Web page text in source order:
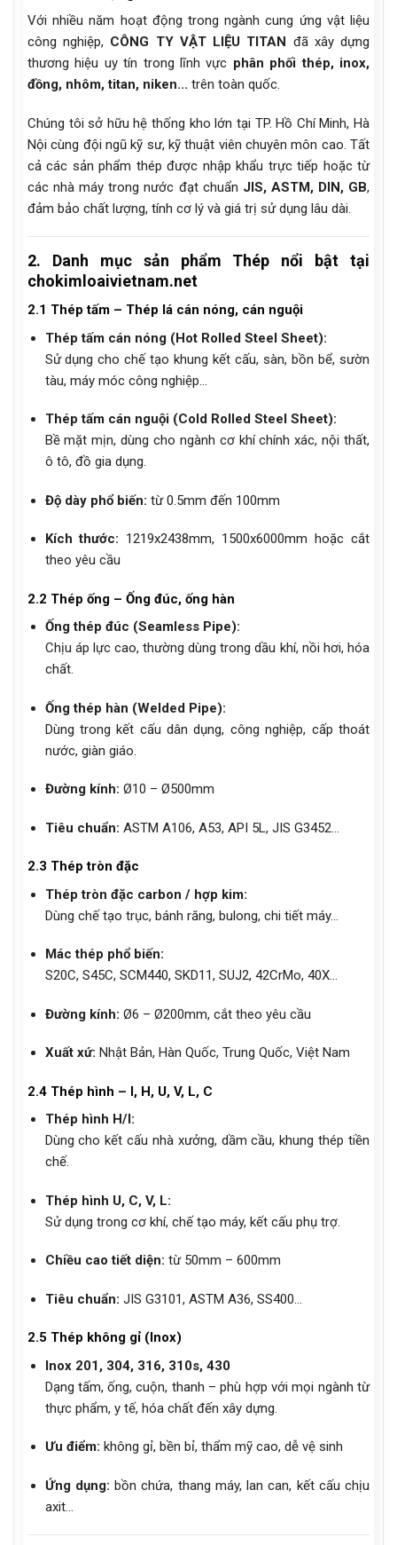
Với nhiều năm hoạt động trong ngành cung ứng vật liệu
công nghiệp, CÔNG TY VẬT LIỆU TITAN
đã xây dựng
thương hiệu uy tín trong lĩnh vực phân phối thép, inox,
đồng, nhôm, titan, niken... trên toàn quốc.
Chúng tôi sở hữu hệ thống kho lớn tại TP. Hồ Chí Minh, Hà
Nội cùng đội ngũ kỹ sư, kỹ thuật viên chuyên môn cao. Tất
cả các sản phẩm thép được nhập khẩu trực tiếp hoặc từ
các nhà máy trong nước đạt chuẩn JIS, ASTM, DIN, GB,
đảm bảo chất lượng, tính cơ lý và giá trị sử dụng lâu dài.
2. Danh mục sản phẩm Thép nổi bật tại
chokimloaivietnam.net
2.1 Thép tấm – Thép lá cán nóng, cán nguội
Thép tấm cán nóng (Hot Rolled Steel Sheet):
Sử dụng cho chế tạo khung kết cấu, sàn, bồn bể, sườn
tàu, máy móc công nghiệp…
Thép tấm cán nguội (Cold Rolled Steel Sheet):
Bề mặt mịn, dùng cho ngành cơ khí chính xác, nội thất,
ô tô, đồ gia dụng.
Độ dày phổ biến: từ 0.5mm đến 100mm
Kích thước: 1219x2438mm, 1500x6000mm hoặc cắt
theo yêu cầu
2.2 Thép ống – Ống đúc, ống hàn
Ống thép đúc (Seamless Pipe):
Chịu áp lực cao, thường dùng trong dầu khí, nồi hơi, hóa
chất.
Ống thép hàn (Welded Pipe):
Dùng trong kết cấu dân dụng, công nghiệp, cấp thoát
nước, giàn giáo.
Đường kính: Ø10 – Ø500mm
Tiêu chuẩn: ASTM A106, A53, API 5L, JIS G3452…
2.3 Thép tròn đặc
Thép tròn đặc carbon / hợp kim:
Dùng chế tạo trục, bánh răng, bulong, chi tiết máy…
Mác thép phổ biến:
S20C, S45C, SCM440, SKD11, SUJ2, 42CrMo, 40X…
Đường kính: Ø6 – Ø200mm, cắt theo yêu cầu
Xuất xứ: Nhật Bản, Hàn Quốc, Trung Quốc, Việt Nam
2.4 Thép hình – I, H, U, V, L, C
Thép hình H/I:
Dùng cho kết cấu nhà xưởng, dầm cầu, khung thép tiền
chế.
Thép hình U, C, V, L:
Sử dụng trong cơ khí, chế tạo máy, kết cấu phụ trợ.
Chiều cao tiết diện: từ 50mm – 600mm
Tiêu chuẩn: JIS G3101, ASTM A36, SS400…
2.5 Thép không gỉ (Inox)
Inox 201, 304, 316, 310s, 430
Dạng tấm, ống, cuộn, thanh – phù hợp với mọi ngành từ
thực phẩm, y tế, hóa chất đến xây dựng.
Ưu điểm: không gỉ, bền bỉ, thẩm mỹ cao, dễ vệ sinh
Ứng dụng: bồn chứa, thang máy, lan can, kết cấu chịu
axit…